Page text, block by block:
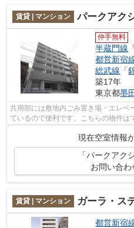
賃貸 | マンション パークアク
仲手無料
半蔵門線
都営新宿
総武線 「
築17年
東京都墨
共用部には敷地内ごみ置き場・エレベ
ているので便利です。こちらの物件は
現在空室情報
「パークアク
お問い合わ
賃貸 | マンション ガーラ・ス
都営新宿